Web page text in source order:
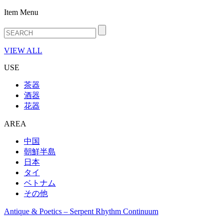
Item Menu
VIEW ALL
USE
茶器
酒器
花器
AREA
中国
朝鮮半島
日本
タイ
ベトナム
その他
Antique & Poetics – Serpent Rhythm Continuum